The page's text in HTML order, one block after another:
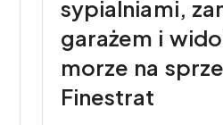
sypialniami,
garażem i
morze na
Finestrat